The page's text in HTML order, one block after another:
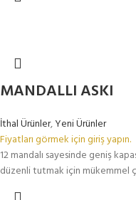
MANDALLI ASKI
İthal Ürünler,Yeni Ürünler
Fiyatları görmek için giriş yapın.
12 mandalı sayesinde geniş
düzenli tutmak için mükemmel